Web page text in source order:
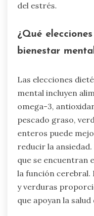
del estrés.
¿Qué
bienestar
Las elecciones
mental incluyen
omega-3,
pescado graso,
enteros puede
reducir la
que se encuentran
la función cerebral.
y verduras
que apoyan la